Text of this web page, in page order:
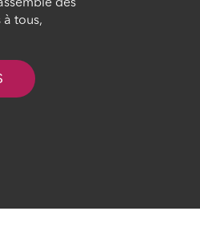
de la Foi
des
à tous,